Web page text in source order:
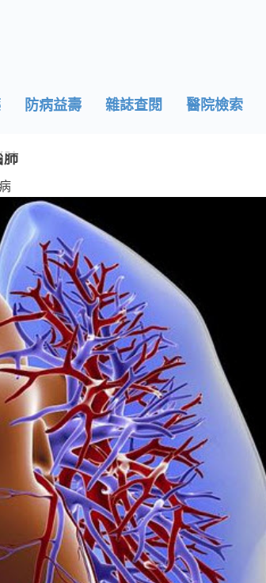
防病益壽 雜誌查閱 醫院檢索
肺